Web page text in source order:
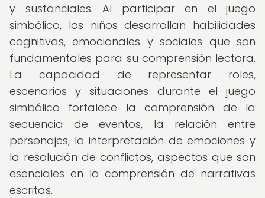
y sustanciales. Al participar en el juego
simbólico, los niños desarrollan habilidades
cognitivas, emocionales y sociales que son
fundamentales para su comprensión lectora.
La capacidad de representar roles,
escenarios y situaciones durante el juego
simbólico fortalece la comprensión de la
secuencia de eventos, la relación entre
personajes, la interpretación de emociones y
la resolución de conflictos, aspectos que son
esenciales en la comprensión de narrativas
escritas.